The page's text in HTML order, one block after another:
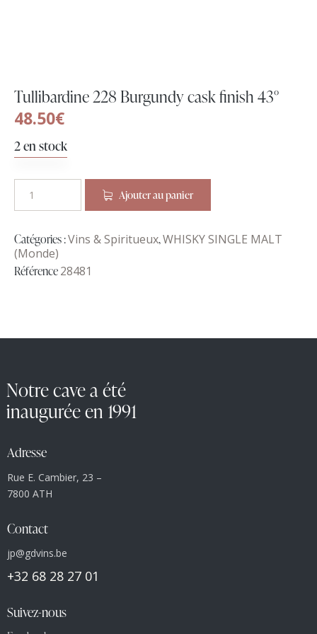
Tullibardine 228 Burgundy cask finish 43°
48.50€
2 en stock
Ajouter au panier
Catégories :Vins & Spiritueux,WHISKY SINGLE MALT
(Monde)
Référence28481
Notre cave a été
inaugurée en 1991
Adresse
Rue E. Cambier, 23 –
7800 ATH
Contact
jp@gdvins.be
+32 68 28 27 01
Suivez-nous